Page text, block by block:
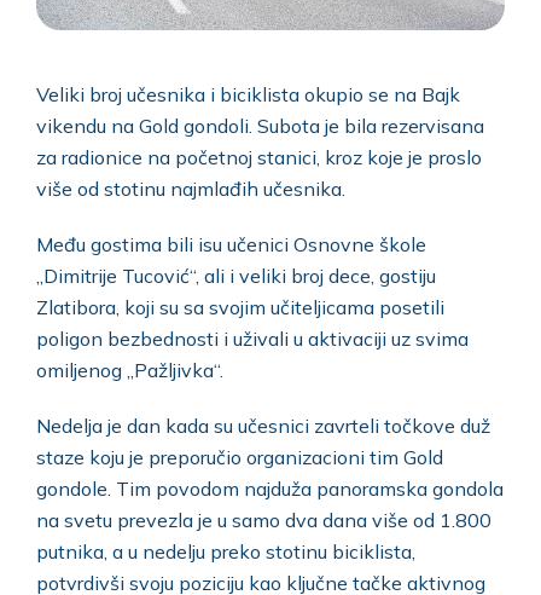
Veliki broj učesnika i biciklista okupio se na Bajk
vikendu na Gold gondoli. Subota je bila rezervisana
za radionice na početnoj stanici, kroz koje je proslo
više od stotinu najmlađih učesnika.
Među gostima bili isu učenici Osnovne škole
„Dimitrije Tucović“, ali i veliki broj dece, gostiju
Zlatibora, koji su sa svojim učiteljicama posetili
poligon bezbednosti i uživali u aktivaciji uz svima
omiljenog „Pažljivka“.
Nedelja je dan kada su učesnici zavrteli točkove duž
staze koju je preporučio organizacioni tim Gold
gondole. Tim povodom najduža panoramska gondola
na svetu prevezla je u samo dva dana više od 1.800
putnika, a u nedelju preko stotinu biciklista,
potvrdivši svoju poziciju kao ključne tačke aktivnog